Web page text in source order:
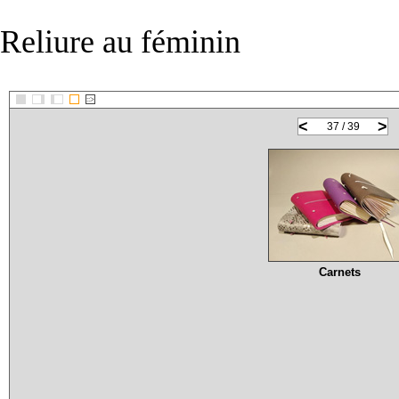
Reliure au féminin
::>
< >
37 / 39
Carnets